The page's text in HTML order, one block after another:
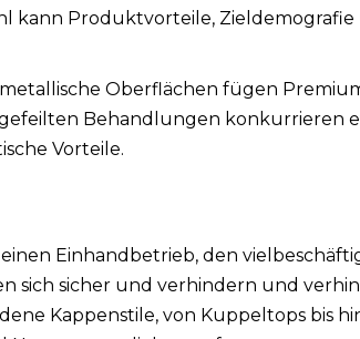
kann Produktvorteile,
Oberflächen fügen
Behandlungen konkurrieren
Vorteile.
Einhandbetrieb, den
sich sicher und verhindern und
Kappenstile, von Kuppeltops bis